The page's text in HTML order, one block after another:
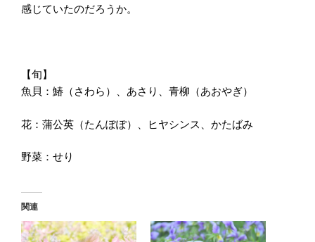
感じていたのだろうか。
【旬】
魚貝：鰆（さわら）、あさり、青柳（あおやぎ）
花：蒲公英（たんぽぽ）、ヒヤシンス、かたばみ
野菜：せり
関連